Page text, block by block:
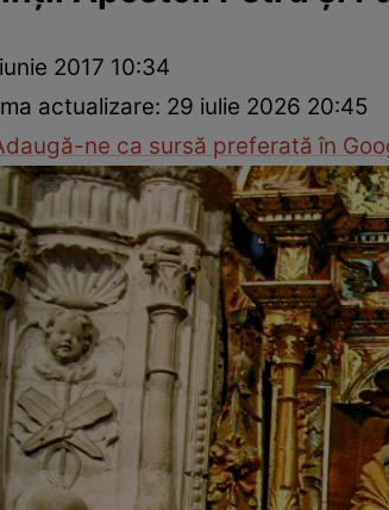
personalăCasă și grădină
2017 10:34
actualizare: 29 iulie 2026 20:45
ne ca sursă preferată în